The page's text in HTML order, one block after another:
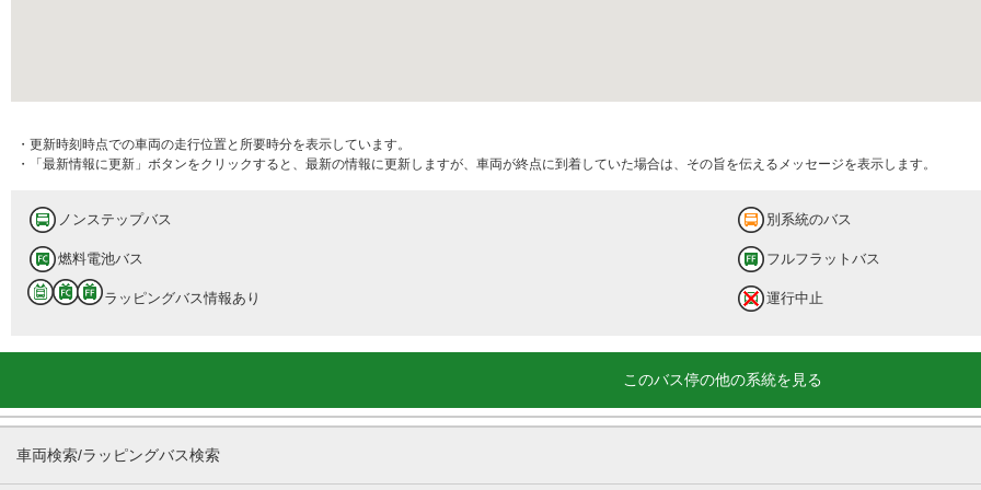
・更新時刻時点での車両の走行位置と所要時分を表示しています。
・「最新情報に更新」ボタンをクリックすると、最新の情報に更新しますが、車両が終点に到着していた場合は、その旨を伝えるメッセージを表示します。
ノンステップバス 別系統のバス
燃料電池バス フルフラットバス
ラッピングバス情報あり 運行中止
このバス停の他の系統を見る
車両検索/ラッピングバス検索